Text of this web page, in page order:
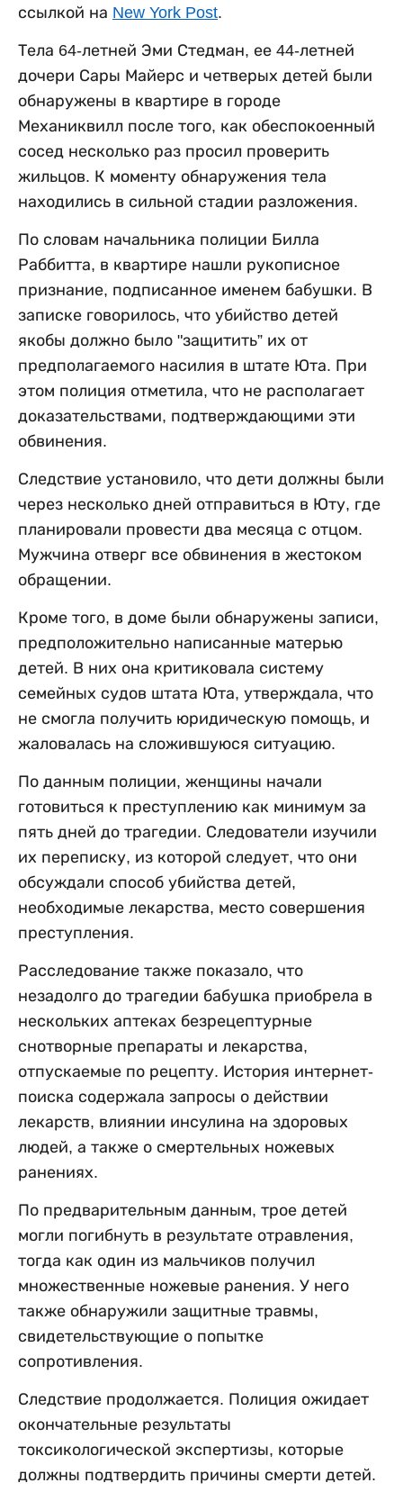
ссылкой на New York Post.
Тела 64-летней Эми Стедман, ее 44-летней
дочери Сары Майерс и четверых детей были
обнаружены в квартире в городе
Механиквилл после того, как обеспокоенный
сосед несколько раз просил проверить
жильцов. К моменту обнаружения тела
находились в сильной стадии разложения.
По словам начальника полиции Билла
Раббитта, в квартире нашли рукописное
признание, подписанное именем бабушки. В
записке говорилось, что убийство детей
якобы должно было "защитить” их от
предполагаемого насилия в штате Юта. При
этом полиция отметила, что не располагает
доказательствами, подтверждающими эти
обвинения.
Следствие установило, что дети должны были
через несколько дней отправиться в Юту, где
планировали провести два месяца с отцом.
Мужчина отверг все обвинения в жестоком
обращении.
Кроме того, в доме были обнаружены записи,
предположительно написанные матерью
детей. В них она критиковала систему
семейных судов штата Юта, утверждала, что
не смогла получить юридическую помощь, и
жаловалась на сложившуюся ситуацию.
По данным полиции, женщины начали
готовиться к преступлению как минимум за
пять дней до трагедии. Следователи изучили
их переписку, из которой следует, что они
обсуждали способ убийства детей,
необходимые лекарства, место совершения
преступления.
Расследование также показало, что
незадолго до трагедии бабушка приобрела в
нескольких аптеках безрецептурные
снотворные препараты и лекарства,
отпускаемые по рецепту. История интернет-
поиска содержала запросы о действии
лекарств, влиянии инсулина на здоровых
людей, а также о смертельных ножевых
ранениях.
По предварительным данным, трое детей
могли погибнуть в результате отравления,
тогда как один из мальчиков получил
множественные ножевые ранения. У него
также обнаружили защитные травмы,
свидетельствующие о попытке
сопротивления.
Следствие продолжается. Полиция ожидает
окончательные результаты
токсикологической экспертизы, которые
должны подтвердить причины смерти детей.